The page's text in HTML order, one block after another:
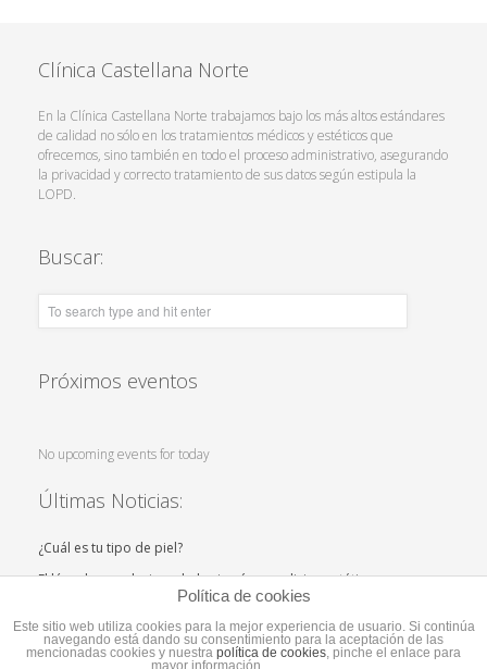
Clínica Castellana Norte
En la Clínica Castellana Norte trabajamos bajo los más altos estándares
de calidad no sólo en los tratamientos médicos y estéticos que
ofrecemos, sino también en todo el proceso administrativo, asegurando
la privacidad y correcto tratamiento de sus datos según estipula la
LOPD.
Buscar:
Próximos eventos
No upcoming events for today
Últimas Noticias:
¿Cuál es tu tipo de piel?
El láser ha revolucionado la cirugía y medicina estética
Política de cookies
Este sitio web utiliza cookies para la mejor experiencia de usuario. Si continúa
navegando está dando su consentimiento para la aceptación de las
mencionadas cookies y nuestra política de cookies, pinche el enlace para
mayor información.